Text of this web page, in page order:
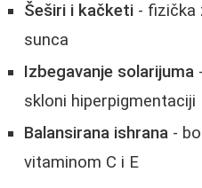
Šeširi i kačketi - fizička
sunca
Izbegavanje solarijuma
skloni hiperpigmentaciji
Balansirana ishrana -
vitaminom C i E